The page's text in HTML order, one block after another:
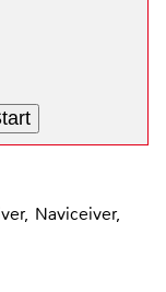
Naviceiver,